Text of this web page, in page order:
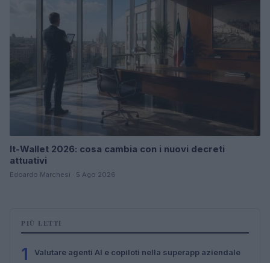
It-Wallet 2026: cosa cambia con i nuovi decreti
attuativi
Edoardo Marchesi · 5 Ago 2026
PIÙ LETTI
1 Valutare agenti AI e copiloti nella superapp aziendale